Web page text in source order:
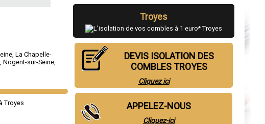
,La Chapelle-
,Nogent-sur-Seine,
Troyes
DEVIS ISOLATION DES
COMBLES TROYES
Cliquez ici
APPELEZ-NOUS
Cliquez-ici